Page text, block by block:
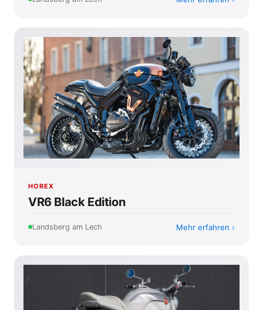
HOREX
VR6 Black Edition
Landsberg am Lech Mehr erfahren